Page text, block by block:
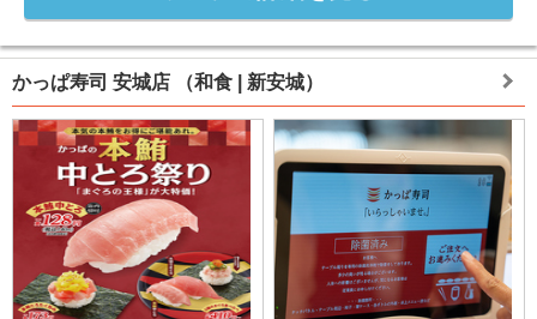
かっぱ寿司 安城店 （和食 | 新安城）